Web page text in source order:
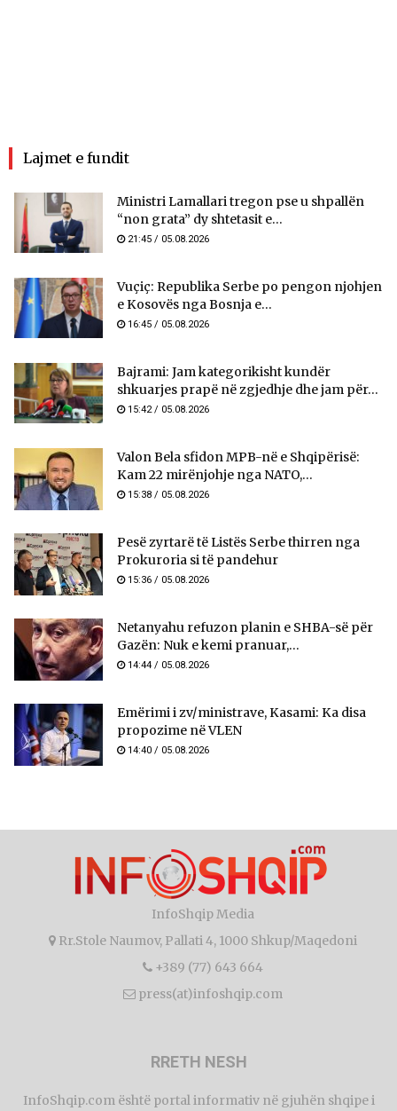
Lajmet e fundit
Ministri Lamallari tregon pse u shpallën
“non grata” dy shtetasit e...
21:45 / 05.08.2026
Vuçiç: Republika Serbe po pengon njohjen
e Kosovës nga Bosnja e...
16:45 / 05.08.2026
Bajrami: Jam kategorikisht kundër
shkuarjes prapë në zgjedhje dhe jam për...
15:42 / 05.08.2026
Valon Bela sfidon MPB-në e Shqipërisë:
Kam 22 mirënjohje nga NATO,...
15:38 / 05.08.2026
Pesë zyrtarë të Listës Serbe thirren nga
Prokuroria si të pandehur
15:36 / 05.08.2026
Netanyahu refuzon planin e SHBA-së për
Gazën: Nuk e kemi pranuar,...
14:44 / 05.08.2026
Emërimi i zv/ministrave, Kasami: Ka disa
propozime në VLEN
14:40 / 05.08.2026
InfoShqip Media
Rr.Stole Naumov, Pallati 4, 1000 Shkup/Maqedoni
+389 (77) 643 664
press(at)infoshqip.com
RRETH NESH
InfoShqip.com është portal informativ në gjuhën shqipe i